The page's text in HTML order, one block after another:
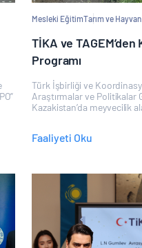
Mesleki EğitimTarım ve
TİKA ve
Programı
Türk İşbirliği ve
Araştırmalar ve Politikalar
Kazakistan’da meyvecilik
Faaliyeti Oku